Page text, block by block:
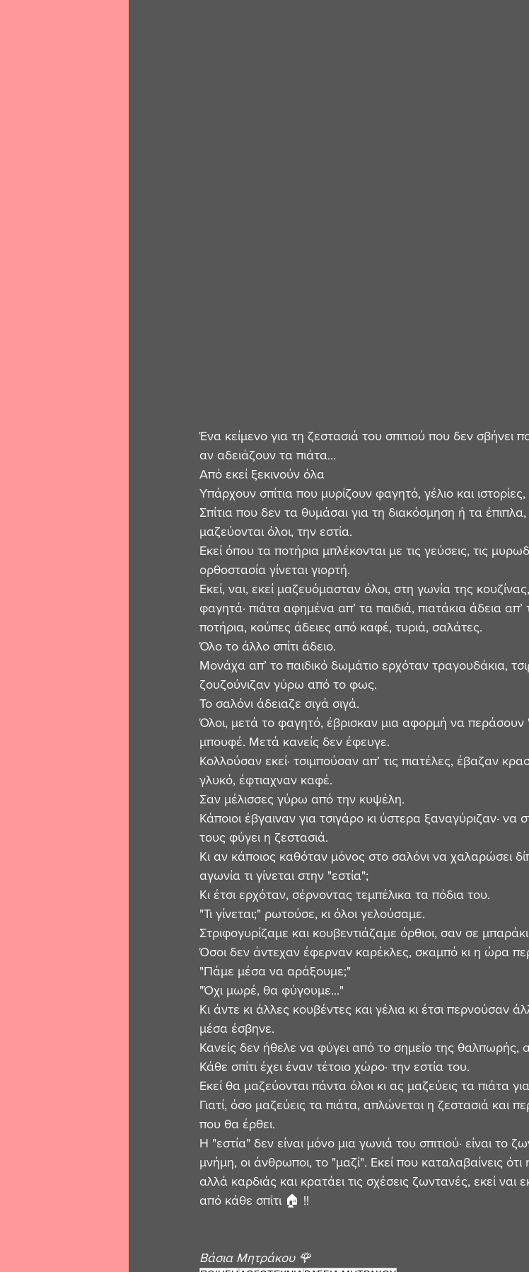
Ένα κείμενο για τη ζεστασιά του σπιτιού που δεν σβήνει
αν αδειάζουν τα πιάτα...
Από εκεί ξεκινούν όλα
Υπάρχουν σπίτια που μυρίζουν φαγητό, γέλιο και
Σπίτια που δεν τα θυμάσαι για τη διακόσμηση ή τα
μαζεύονται όλοι, την εστία.
Εκεί όπου τα ποτήρια μπλέκονται με τις γεύσεις, τις
ορθοστασία γίνεται γιορτή.
Εκεί, ναι, εκεί μαζευόμασταν όλοι, στη γωνία της
φαγητά· πιάτα αφημένα απ’ τα παιδιά, πιατάκια άδεια
ποτήρια, κούπες άδειες από καφέ, τυριά, σαλάτες.
Όλο το άλλο σπίτι άδειο.
Μονάχα απ’ το παιδικό δωμάτιο ερχόταν τραγουδάκια,
ζουζούνιζαν γύρω από το φως.
Το σαλόνι άδειαζε σιγά σιγά.
Όλοι, μετά το φαγητό, έβρισκαν μια αφορμή να
μπουφέ. Μετά κανείς δεν έφευγε.
Κολλούσαν εκεί· τσιμπούσαν απ’ τις πιατέλες, έβαζαν
γλυκό, έφτιαχναν καφέ.
Σαν μέλισσες γύρω από την κυψέλη.
Κάποιοι έβγαιναν για τσιγάρο κι ύστερα ξαναγύριζαν·
τους φύγει η ζεστασιά.
Κι αν κάποιος καθόταν μόνος στο σαλόνι να χαλαρώσει
αγωνία τι γίνεται στην "εστία";
Κι έτσι ερχόταν, σέρνοντας τεμπέλικα τα πόδια του.
"Τι γίνεται;" ρωτούσε, κι όλοι γελούσαμε.
Στριφογυρίζαμε και κουβεντιάζαμε όρθιοι, σαν σε
Όσοι δεν άντεχαν έφερναν καρέκλες, σκαμπό κι η ώρα
"Πάμε μέσα να αράξουμε;"
"Όχι μωρέ, θα φύγουμε..."
Κι άντε κι άλλες κουβέντες και γέλια κι έτσι περνούσαν
μέσα έσβηνε.
Κανείς δεν ήθελε να φύγει από το σημείο της θαλπωρής,
Κάθε σπίτι έχει έναν τέτοιο χώρο· την εστία του.
Εκεί θα μαζεύονται πάντα όλοι κι ας μαζεύεις τα πιάτα
Γιατί, όσο μαζεύεις τα πιάτα, απλώνεται η ζεστασιά και
που θα έρθει.
Η "εστία" δεν είναι μόνο μια γωνιά του σπιτιού· είναι το
μνήμη, οι άνθρωποι, το "μαζί". Εκεί που καταλαβαίνεις
αλλά καρδιάς και κρατάει τις σχέσεις ζωντανές, εκεί ναι
από κάθε σπίτι 🏠 !!
Βάσια Μητράκου 🌹